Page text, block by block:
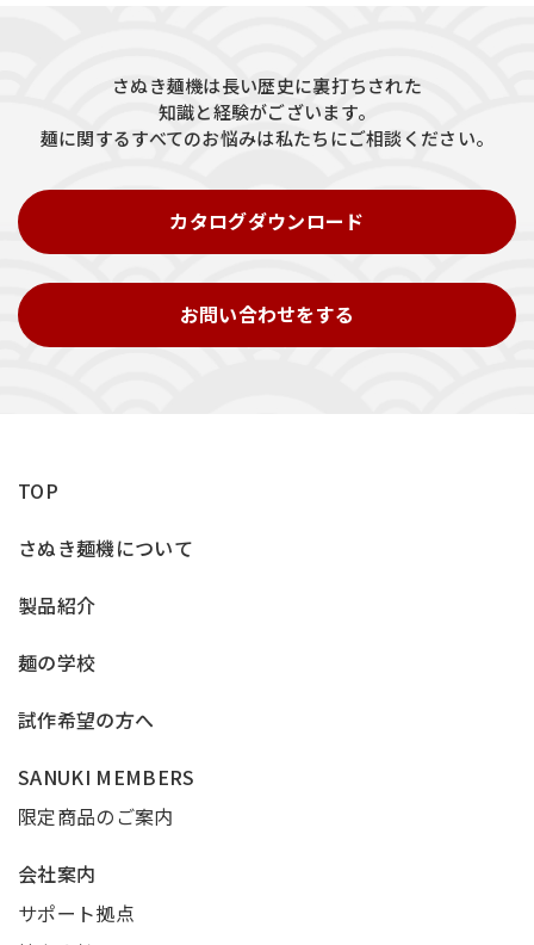
さぬき麺機は長い歴史に裏打ちされた
知識と経験がございます。
麺に関するすべてのお悩みは私たちにご相談ください。
カタログダウンロード
お問い合わせをする
TOP
さぬき麺機について
製品紹介
麺の学校
試作希望の方へ
SANUKI MEMBERS
限定商品のご案内
会社案内
サポート拠点